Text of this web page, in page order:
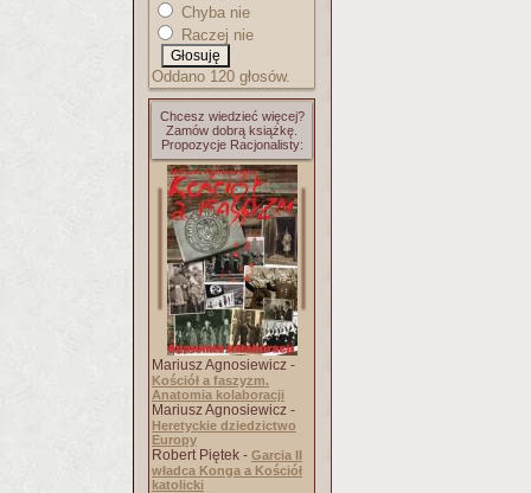
Chyba nie
Raczej nie
Oddano 120 głosów.
Chcesz wiedzieć więcej?
Zamów dobrą książkę.
Propozycje Racjonalisty:
Mariusz Agnosiewicz -
Kościół a faszyzm.
Anatomia kolaboracji
Mariusz Agnosiewicz -
Heretyckie dziedzictwo
Europy
Robert Piętek - Garcia II
władca Konga a Kościół
katolicki